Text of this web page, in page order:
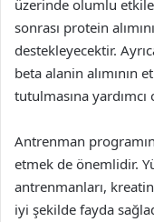
üzerinde olumlu
sonrası protein
destekleyecektir.
beta alanin alımının
tutulmasına yardımcı
Antrenman
etmek de önemlidir.
antrenmanları,
iyi şekilde fayda